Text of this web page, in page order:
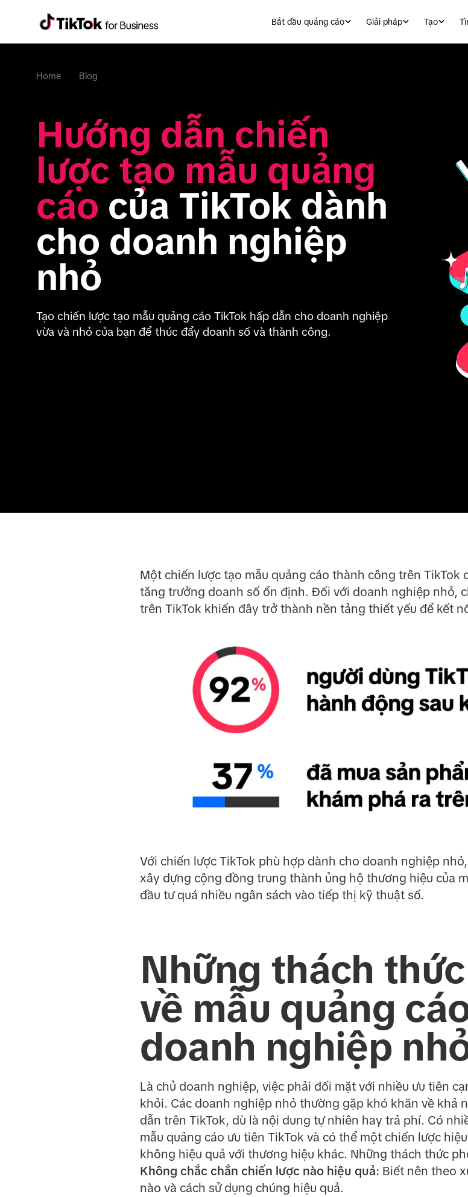
Bắt đầu quảng cáo Giải pháp Tạo
Home Blog
Hướng dẫn chiến
lược tạo mẫu quảng
cáo của TikTok dành
cho doanh nghiệp
nhỏ
Tạo chiến lược tạo mẫu quảng cáo TikTok hấp dẫn cho doanh nghiệp
vừa và nhỏ của bạn để thúc đẩy doanh số và thành công.
Một chiến lược tạo mẫu quảng cáo thành công trên TikTok
tăng trưởng doanh số ổn định. Đối với doanh nghiệp nhỏ,
trên TikTok khiến đây trở thành nền tảng thiết yếu để kết
Với chiến lược TikTok phù hợp dành cho doanh nghiệp
xây dựng cộng đồng trung thành ủng hộ thương hiệu của
đầu tư quá nhiều ngân sách vào tiếp thị kỹ thuật số.
Những thách
về mẫu quảng
doanh nghiệp
Là chủ doanh nghiệp, việc phải đối mặt với nhiều ưu tiên
khỏi. Các doanh nghiệp nhỏ thường gặp khó khăn về khả
dẫn trên TikTok, dù là nội dung tự nhiên hay trả phí. Có
mẫu quảng cáo ưu tiên TikTok và có thể một chiến lược
không hiệu quả với thương hiệu khác. Những thách thức
Không chắc chắn chiến lược nào hiệu quả: Biết nên theo
nào và cách sử dụng chúng hiệu quả.